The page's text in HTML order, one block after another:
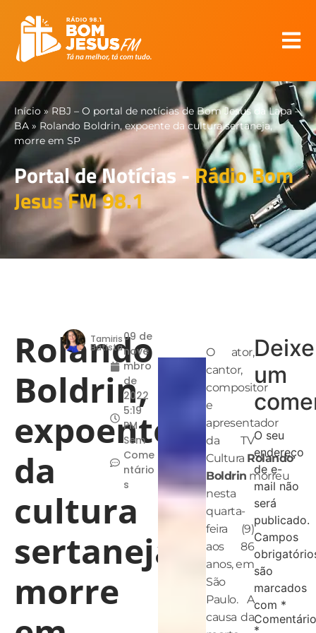
Início »RBJ – O portal de notícias de Bom Jesus da Lapa –
BA » Rolando Boldrin, expoente da cultura sertaneja,
morre em SP
Portal de Notícias -Rádio Bom
Jesus FM 98.1
Rolando
Boldrin,
expoente
da
cultura
sertaneja,
morre
Tamiris
Batista
09 de
nove
mbro
de
2022
5:19
PM
Sem
Come
ntário
s
O ator,
cantor,
compositor
e
apresentador
da TV
Cultura Rolando
Boldrin morreu
nesta
quarta-
feira (9)
aos 86
anos, em
São
Paulo. A
causa da
Deixe
um
O seu
endereço
de e-
mail não
será
publicado.
Campos
são
marcados
com *
Comentário
*